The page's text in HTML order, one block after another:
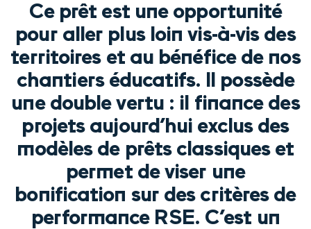
Ce prêt est une opportunité
pour aller plus loin vis-à-vis des
territoires et au bénéfice de nos
chantiers éducatifs. Il possède
une double vertu : il finance des
projets aujourd’hui exclus des
modèles de prêts classiques et
permet de viser une
bonification sur des critères de
performance RSE. C’est un